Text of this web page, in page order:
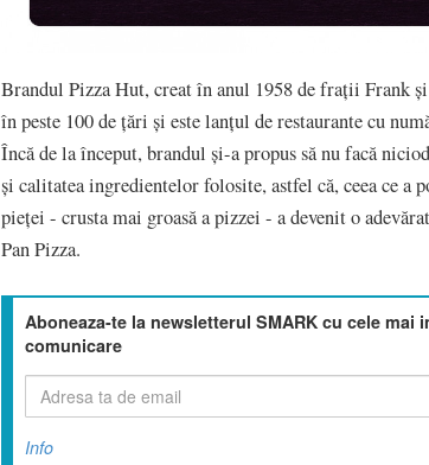
Brandul Pizza Hut, creat în anul 1958 de frații Frank
în peste 100 de țări și este lanțul de restaurante cu
Încă de la început, brandul și-a propus să nu facă
și calitatea ingredientelor folosite, astfel că, ceea ce a
pieței - crusta mai groasă a pizzei - a devenit o
Pan Pizza.
Aboneaza-te la newsletterul SMARK cu cele
comunicare
Info